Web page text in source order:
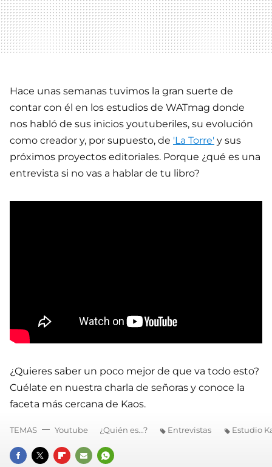
Hace unas semanas tuvimos la gran suerte de
contar con él en los estudios de WATmag donde
nos habló de sus inicios youtuberiles, su evolución
como creador y, por supuesto, de 'La Torre' y sus
próximos proyectos editoriales. Porque ¿qué es una
entrevista si no vas a hablar de tu libro?
¿Quieres saber un poco mejor de que va todo esto?
Cuélate en nuestra charla de señoras y conoce la
faceta más cercana de Kaos.
TEMAS Youtube ¿Quién es...? Entrevistas Estudio